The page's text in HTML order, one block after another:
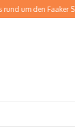
den Faaker See